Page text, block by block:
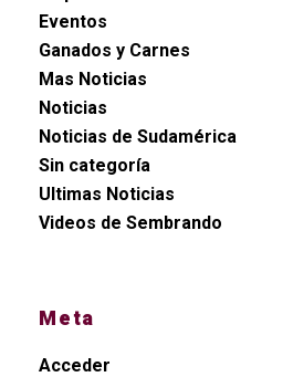
Eventos
Ganados y Carnes
Mas Noticias
Noticias
Noticias de Sudamérica
Sin categoría
Ultimas Noticias
Videos de Sembrando
Meta
Acceder